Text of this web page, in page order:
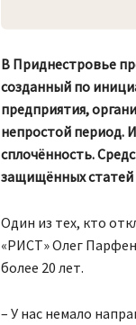
В Приднестровье
созданный по
предприятия,
непростой период.
сплочённость.
защищённых
Один из тех, кто
«РИСТ» Олег
более 20 лет.
– У нас немало